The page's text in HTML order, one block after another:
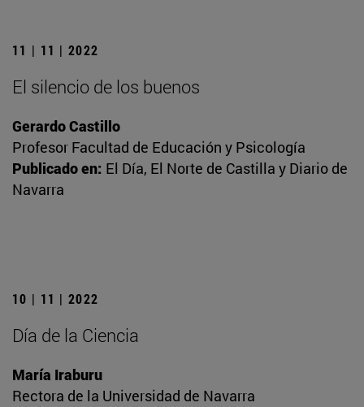
11 | 11 | 2022
El silencio de los buenos
Gerardo Castillo
Profesor Facultad de Educación y Psicología
Publicado en: El Día, El Norte de Castilla y Diario de
Navarra
10 | 11 | 2022
Día de la Ciencia
María Iraburu
Rectora de la Universidad de Navarra